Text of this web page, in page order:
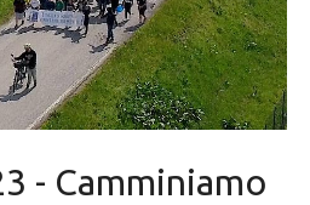
- Camminiamo